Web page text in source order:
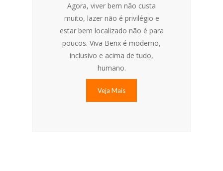
Agora, viver bem não custa
muito, lazer não é privilégio e
estar bem localizado não é para
poucos. Viva Benx é moderno,
inclusivo e acima de tudo,
humano.
Veja Mais